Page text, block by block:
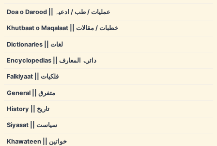
Doa o Darood || عملیات / طب / ادعیہ
Khutbaat o Maqalaat || خطبات / مقالات
Dictionaries || لغات
Encyclopedias || دائرۃ المعارف
Falkiyaat || فلکیات
General || متفرق
History || تاریخ
Siyasat || سیاست
Khawateen || خواتین